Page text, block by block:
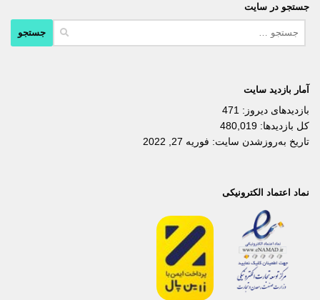
جستجو در سایت
آمار بازدید سایت
بازدیدهای دیروز: 471
کل بازدیدها: 480,019
تاریخ به‌روزشدن سایت: فوریه 27, 2022
نماد اعتماد الکترونیکی